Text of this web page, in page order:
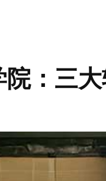
：三